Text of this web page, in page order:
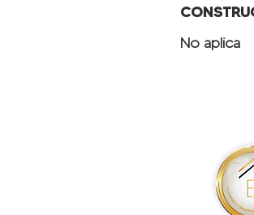
No aplica